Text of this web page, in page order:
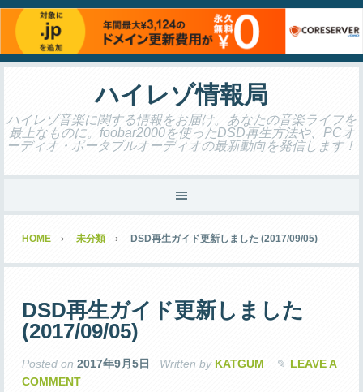
ハイレゾ情報局
ハイレゾ音楽に関する情報をお届け。あなたの音楽ライフを
最上なものに。foobar2000を使ったDSD再生方法や、PCオ
ーディオ・ポータブルオーディオの最新動向を発信します！
HOME 未分類 DSD再生ガイド更新しました (2017/09/05)
DSD再生ガイド更新しました
(2017/09/05)
Posted on 2017年9月5日 Written by KATGUM
LEAVE A
COMMENT